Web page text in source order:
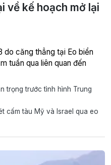
về kế hoạch mở lại
do căng thẳng tại Eo biển
tuần qua liên quan đến
trọng trước tình hình Trung
cấm tàu Mỹ và Israel qua eo